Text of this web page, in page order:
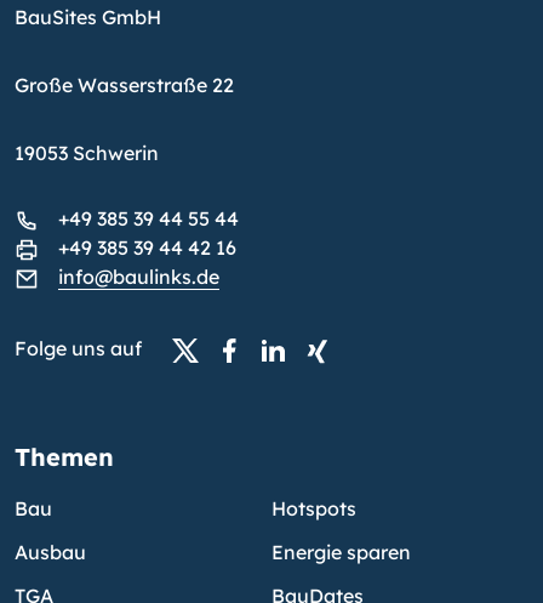
BauSites GmbH
Große Wasserstraße 22
19053 Schwerin
+49 385 39 44 55 44
+49 385 39 44 42 16
info@baulinks.de
Folge uns auf
Themen
Bau
Ausbau
TGA
Hotspots
Energie sparen
BauDates